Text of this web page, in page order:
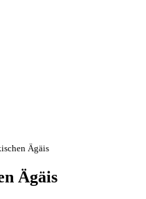
Ägäis
Ägäis